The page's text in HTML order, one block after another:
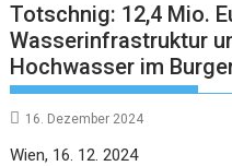
Totschnig: 12,4 Mio.
Wasserinfrastruktur
Hochwasser im
16. Dezember 2024
Wien, 16. 12. 2024